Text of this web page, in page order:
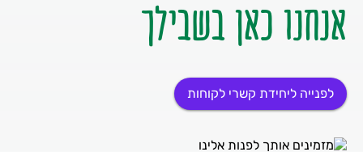
אנחנו כאן בשבילך
לפנייה ליחידת קשרי לקוחות